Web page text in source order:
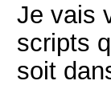
Je vais
scripts
soit